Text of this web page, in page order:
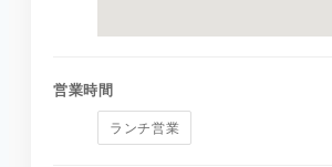
営業時間
ランチ営業